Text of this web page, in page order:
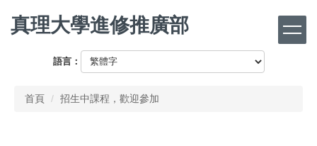
真理大學進修推廣部
語言：
首頁 招生中課程，歡迎參加